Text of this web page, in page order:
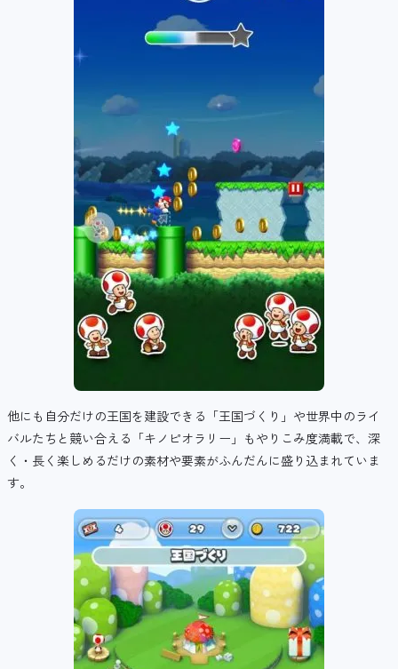
他にも自分だけの王国を建設できる「王国づくり」や世界中のライ
バルたちと競い合える「キノピオラリー」もやりこみ度満載で、深
く・長く楽しめるだけの素材や要素がふんだんに盛り込まれていま
す。